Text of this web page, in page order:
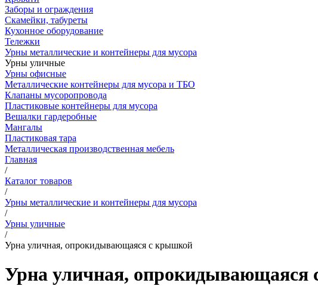
Заборы и ограждения
Скамейки, табуреты
Кухонное оборудование
Тележки
Урны металлические и контейнеры для мусора
Урны уличные
Урны офисные
Металлические контейнеры для мусора и ТБО
Клапаны мусоропровода
Пластиковые контейнеры для мусора
Вешалки гардеробные
Мангалы
Пластиковая тара
Металлическая производственная мебель
Главная
/
Каталог товаров
/
Урны металлические и контейнеры для мусора
/
Урны уличные
/
Урна уличная, опрокидывающаяся с крышкой
Урна уличная,